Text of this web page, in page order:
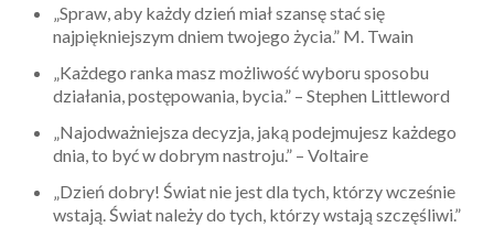
„Spraw, aby każdy dzień miał szansę stać się
najpiękniejszym dniem twojego życia.” M. Twain
„Każdego ranka masz możliwość wyboru sposobu
działania, postępowania, bycia.” – Stephen Littleword
„Najodważniejsza decyzja, jaką podejmujesz każdego
dnia, to być w dobrym nastroju.” – Voltaire
„Dzień dobry! Świat nie jest dla tych, którzy wcześnie
wstają. Świat należy do tych, którzy wstają szczęśliwi.”